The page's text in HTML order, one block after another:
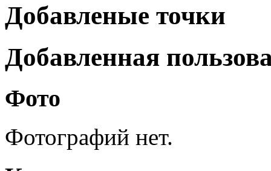
Добавленые точки
Добавленная
Фото
Фотографий нет.